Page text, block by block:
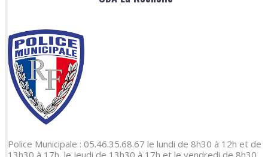
Police Municipale : 05.46.35.68.67 le lundi de 8h30 à 12h et de
13h30 à 17h, le jeudi de 13h30 à 17h et le vendredi de 8h30